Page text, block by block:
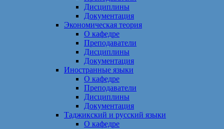
Дисциплины
Документация
Экономическая теория
О кафедре
Преподаватели
Дисциплины
Документация
Иностранные языки
О кафедре
Преподаватели
Дисциплины
Документация
Таджикский и русский языки
О кафедре